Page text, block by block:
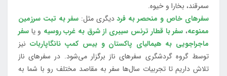
سمرقند، بخارا و خیوه.
سفرهای خاص و منحصر به فرددیگری مثل:سفر به تبت سرزمین
ممنوعه، سفر با قطار ترنس سیبری از شرق به غرب روسیه و یا سفر
ماجراجویی به هیمالیای پاکستان و بیس کمپ نانگاپاربات نیز
توسط گروه گردشگری سفرهای ناز برگزار می‌شود. در سفرهای ناز
تلاش داریم تا تجربیات سال‌ها سفر به مقاصد مختلف رو با شما به